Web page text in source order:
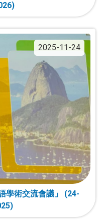
2025-11-24
學術交流會議」 (24-